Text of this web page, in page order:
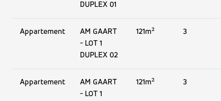
DUPLEX 01
Appartement
AM GAART
- LOT 1
DUPLEX 02
121m² 3
Appartement
AM GAART
- LOT 1
121m² 3